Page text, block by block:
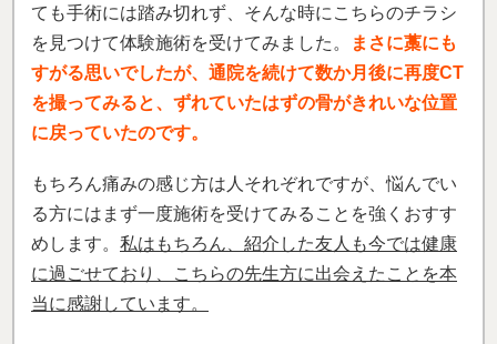
ても手術には踏み切れず、そんな時にこちらのチラシ
を見つけて体験施術を受けてみました。
まさに藁にも
すがる思いでしたが、通院を続けて数か月後に再度CT
を撮ってみると、ずれていたはずの骨がきれいな位置
に戻っていたのです。
もちろん痛みの感じ方は人それぞれですが、悩んでい
る方にはまず一度施術を受けてみることを強くおすす
めします。 私はもちろん、紹介した友人も今では健康
に過ごせており、こちらの先生方に出会えたことを本
当に感謝しています。